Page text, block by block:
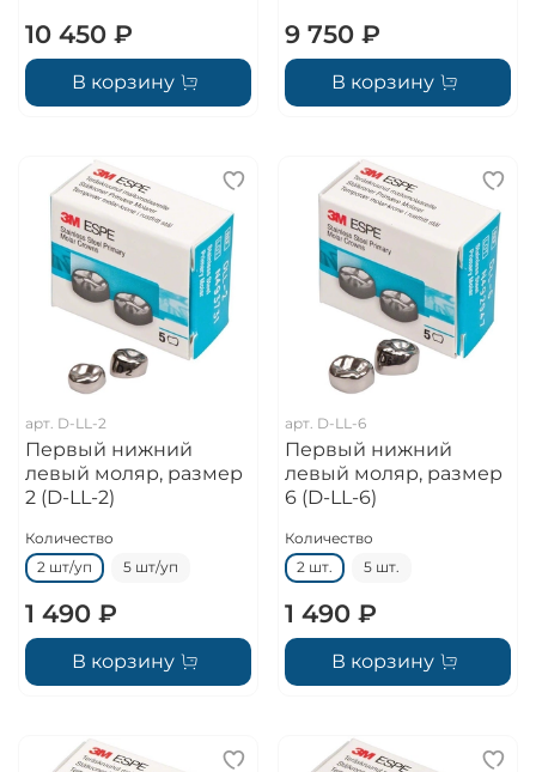
10 450 ₽
В корзину
9 750 ₽
В корзину
арт. D-LL-2
Первый нижний
левый моляр, размер
2 (D-LL-2)
Количество
2 шт/уп
5 шт/уп
1 490 ₽
В корзину
арт. D-LL-6
Первый нижний
левый моляр, размер
6 (D-LL-6)
Количество
2 шт.
5 шт.
1 490 ₽
В корзину